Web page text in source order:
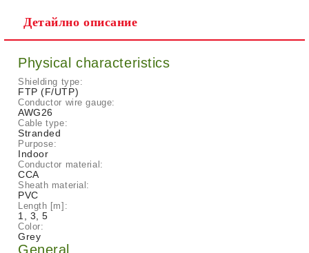
Ние ще се свържем с вас в рамките на работния ден.
Детайлно описание
Physical characteristics
Shielding type:
FTP (F/UTP)
Conductor wire gauge:
AWG26
Cable type:
Stranded
Purpose:
Indoor
Conductor material:
CCA
Sheath material:
PVC
Length [m]:
1, 3, 5
Color:
Grey
General